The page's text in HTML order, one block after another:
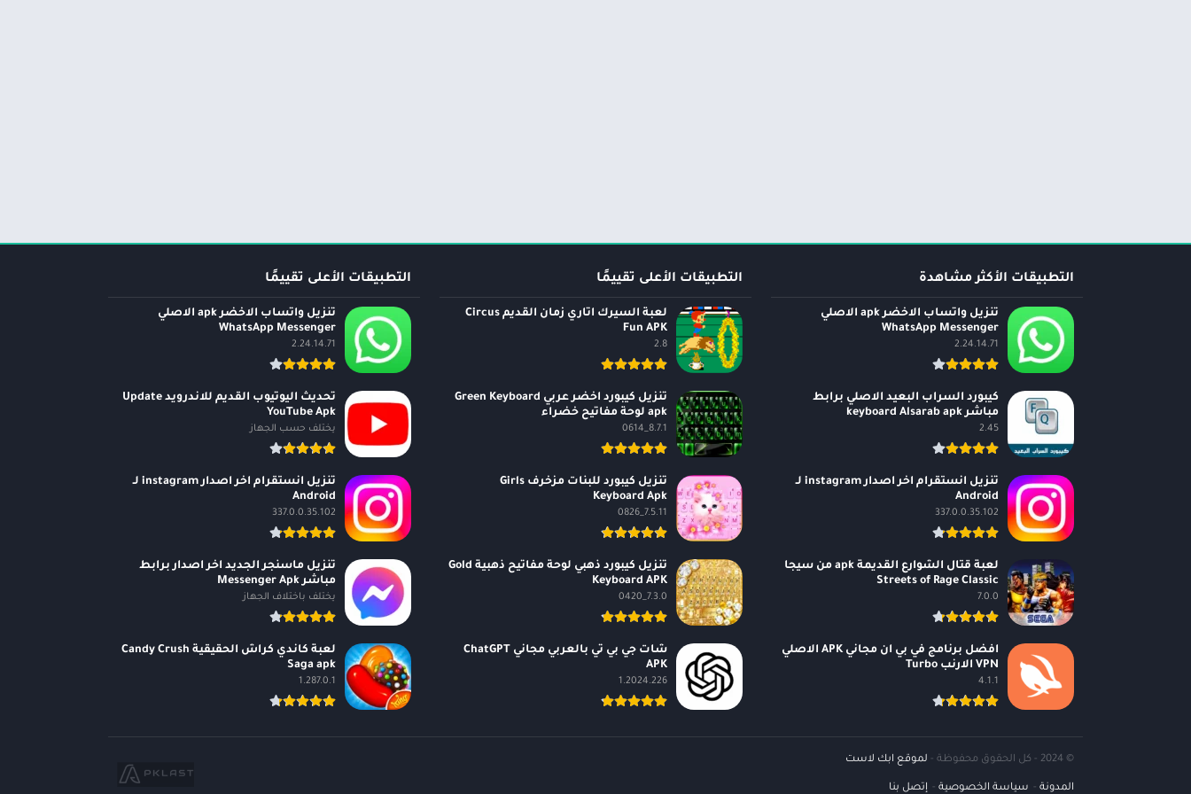
التطبيقات الأعلى تقييمًا
تنزيل واتساب الاخضر apk الاصلي
WhatsApp Messenger
2.24.14.71
تحديث اليوتيوب القديم للاندرويد Update
YouTube Apk
يختلف حسب الجهاز
تنزيل انستقرام اخر اصدار instagram لـ
Android
337.0.0.35.102
تنزيل ماسنجر الجديد اخر اصدار برابط
مباشر Messenger Apk
يختلف باختلاف الجهاز
لعبة كاندي كراش الحقيقية Candy Crush
Saga apk
1.287.0.1
التطبيقات الأعلى تقييمًا
لعبة السيرك اتاري زمان القديم Circus
Fun APK
2.8
تنزيل كيبورد اخضر عربي Green Keyboard
apk لوحة مفاتيح خضراء
8.7.1_0614
تنزيل كيبورد للبنات مزخرف Girls
Keyboard Apk
7.5.11_0826
تنزيل كيبورد ذهبي لوحة مفاتيح ذهبية Gold
Keyboard APK
7.3.0_0420
شات جي بي تي بالعربي مجاني ChatGPT
APK
1.2024.226
التطبيقات الأكثر مشاهدة
تنزيل واتساب الاخضر apk الاصلي
WhatsApp Messenger
2.24.14.71
كيبورد السراب البعيد الاصلي برابط
مباشر keyboard Alsarab apk
2.45
تنزيل انستقرام اخر اصدار instagram لـ
Android
337.0.0.35.102
لعبة قتال الشوارع القديمة apk من سيجا
Streets of Rage Classic
7.0.0
افضل برنامج في بي ان مجاني APK الاصلي
VPN الارنب Turbo
4.1.1
© 2024 - كل الحقوق محفوظة - لموقع ابك لاست
المدونة سياسة الخصوصية إتصل بنا